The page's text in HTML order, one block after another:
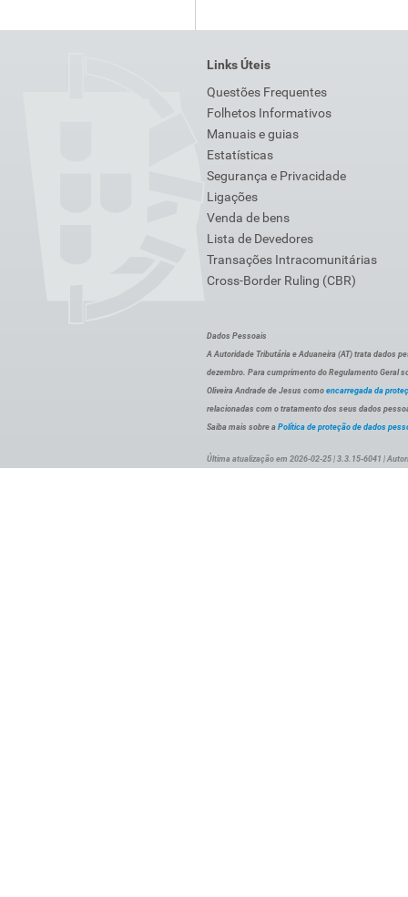
Links Úteis
Questões Frequentes
Folhetos Informativos
Manuais e guias
Estatísticas
Segurança e Privacidade
Ligações
Venda de bens
Lista de Devedores
Transações Intracomunitárias
Cross-Border Ruling (CBR)
Dados Pessoais
A Autoridade Tributária e Aduaneira (AT) trata dados
dezembro. Para cumprimento do Regulamento Geral
Oliveira Andrade de Jesus como encarregada da
relacionadas com o tratamento dos seus dados
Saiba mais sobre a Política de proteção de dados
Última atualização em 2026-02-25 | 3.3.15-6041 |